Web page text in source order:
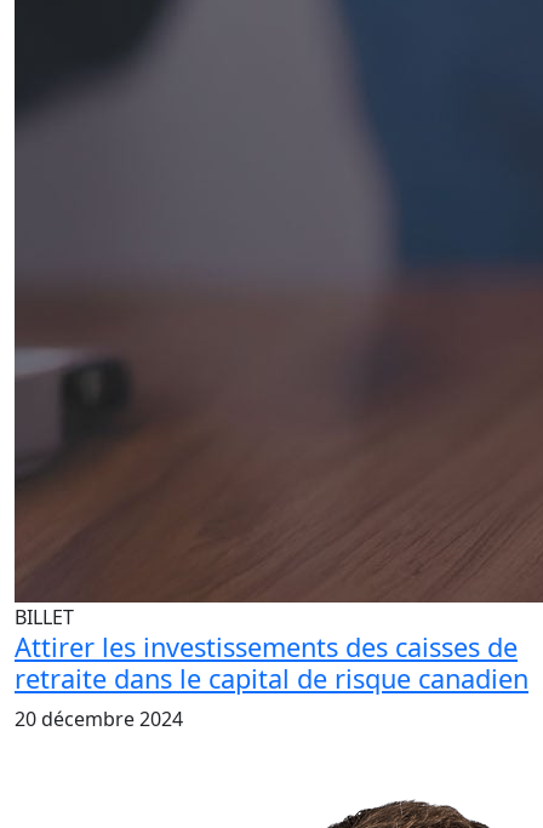
BILLET
Attirer les investissements des caisses de
retraite dans le capital de risque canadien
20 décembre 2024